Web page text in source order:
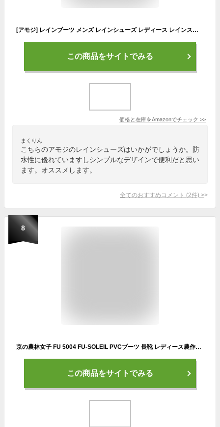
[アモジ] レインブーツ メンズ レインシューズ レディース レインスニーカー めんず れいんしゅーず れでぃーす れいんぶーつ スニーカー 防水 ローカット スニーカー風 長靴 雨靴 雨 完全防水 通学 梅雨 HL2056 ブラック/ホワイト 24.0cm
この商品をサイトでみる
価格と在庫をAmazonでチェック >>
まくりん
こちらのアモジのレインシューズはいかがでしょうか。防
水性に優れていますしシンプルなデザインで便利だと思い
ます。オススメします。
全てのおすすめコメント (2件) >
8
京の農林女子 FU 5004 FU-SOLEIL PVCブーツ 長靴 レディース農作業ブーツ レインシューズ ロング丈 軽量 レインブーツ 完全防水 防滑ソール 農業
この商品をサイトでみる